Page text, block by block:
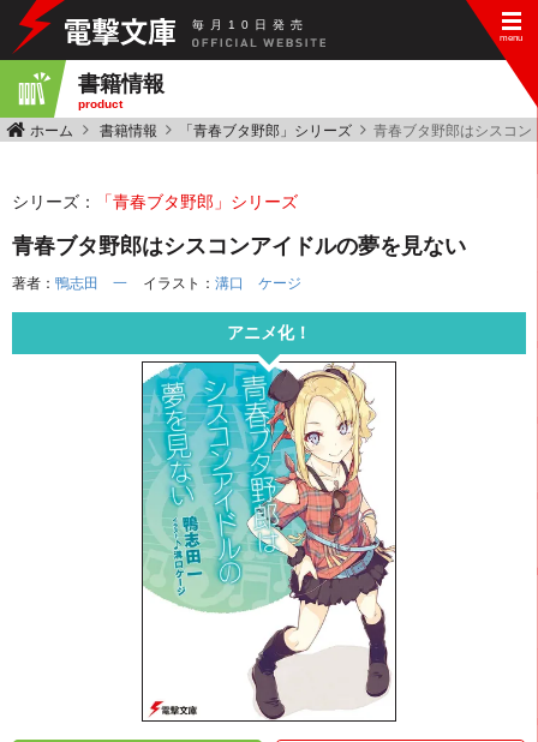
毎 月 10 日 発 売
書籍情報
product
ホーム 書籍情報 「青春ブタ野郎」シリーズ 青春ブタ野郎はシスコン
シリーズ： 「青春ブタ野郎」シリーズ
青春ブタ野郎はシスコンアイドルの夢を見ない
著者： 鴨志田 一 イラスト： 溝口 ケージ
アニメ化！